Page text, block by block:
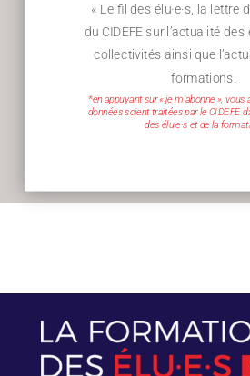
« Le fil des élu·e·s, la lettre
du CIDEFE sur l’actualité des
collectivités ainsi que
formations.
*en appuyant sur « je m’abonne »,
données soient traitées par le CIDEFE
des élu·e·s et de la